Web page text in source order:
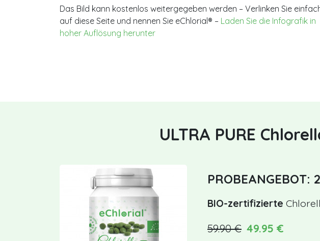
Das Bild kann kostenlos weitergegeben werden – Verlinken Sie
auf diese Seite und nennen Sie eChlorial® – Laden Sie die Infografik in
hoher Auflösung herunter
ULTRA PURE
PROBEANGEBOT:
BIO-zertifizierte
59.90 € 49.95 €